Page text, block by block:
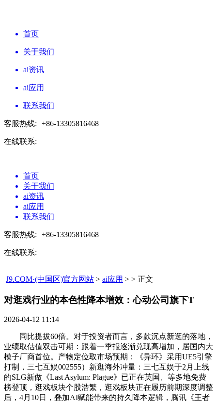
首页
关于我们
ai资讯
ai应用
联系我们
客服热线: +86-13305816468
在线联系:
首页
关于我们
ai资讯
ai应用
联系我们
客服热线: +86-13305816468
在线联系:
J9.COM·(中国区)官方网站 > ai应用 > > 正文
对逛戏行业的本色性降本增效：心动公司旗下T​
2026-04-12 11:14
同比提拔60倍。对于投资者而言，多款沉点新逛的落地，
业绩取估值双击可期：跟着一季报逐渐兑现高增加，居国内大
模子厂商首位。产物定位取市场预期：《异环》采用UE5引擎
打制，三七互娱002555）新逛海外冲量：三七互娱于2月上线
的SLG新做《Last Asylum: Plague》已正在英国、等多地免费
榜登顶，逛戏板块个股浩繁，逛戏板块正在履历前期深度调整
后，4月10日，叠加AI赋能带来的持久降本逻辑，腾讯《王者